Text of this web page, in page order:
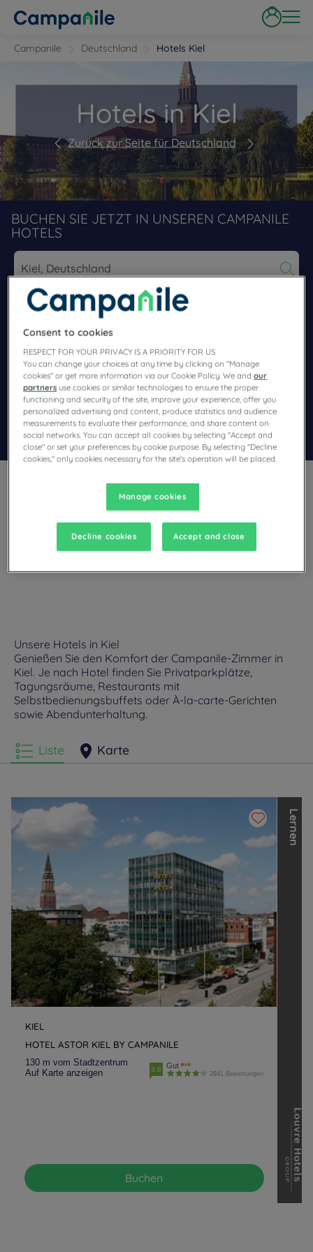
Campanile Deutschland Hotels Kiel
Hotels in Kiel
Zurück zur Seite für Deutschland
BUCHEN SIE JETZT IN UNSEREN CAMPANILE
HOTELS
Navigate forward to interact with the calendar and select a
Finden Sie ein Hotel
Spezialcode hinzufügen
Sie planen eine Reise nach Kiel und sind auf der Suche nach
einem Hotel? Campanile bietet Ihnen komfortable
besten Preis ein!
Unsere Hotels in Kiel
Genießen Sie den Komfort der Campanile-Zimmer in
Kiel. Je nach Hotel finden Sie Privatparkplätze,
Tagungsräume, Restaurants mit
Selbstbedienungsbuffets oder À-la-carte-Gerichten
sowie Abendunterhaltung.
Liste Karte
KIEL
HOTEL ASTOR KIEL BY CAMPANILE
130 m vom Stadtzentrum
Auf Karte anzeigen
3.8 Gut
2941 Bewertungen
Buchen
L
e
r
n
e
n
S
i
e
d
i
e
a
n
d
e
r
e
n
M
a
r
k
e
n
d
e
r
L
o
u
v
r
e
H
o
t
e
l
s
G
r
o
u
p
k
e
n
n
e
Hotels in Manchester
Consent to cookies
RESPECT FOR YOUR PRIVACY IS A PRIORITY FOR US
You can change your choices at any time by clicking on "Manage
cookies" or get more information via our Cookie Policy. We andour
partners use cookies or similar technologies to ensure the proper
functioning and security of the site, improve your experience, offer you
personalized advertising and content, produce statistics and audience
measurements to evaluate their performance, and share content on
social networks. You can accept all cookies by selecting "Accept and
close" or set your preferences by cookie purpose. By selecting "Decline
cookies," only cookies necessary for the site's operation will be placed.
Manage cookies
Decline cookies Accept and close